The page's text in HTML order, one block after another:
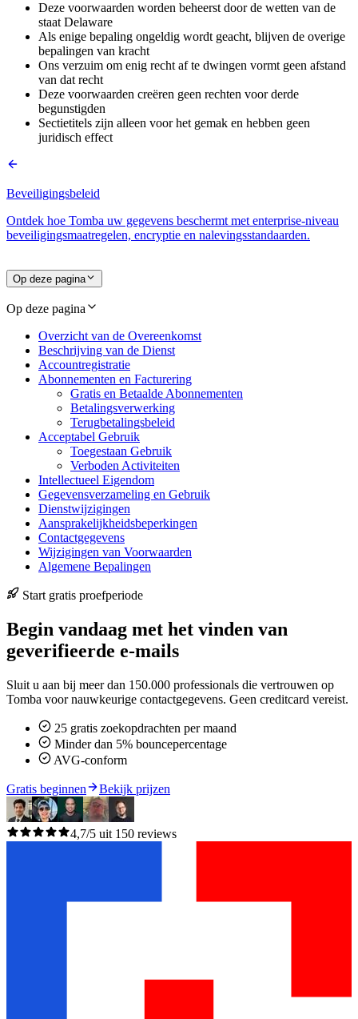
Deze voorwaarden worden beheerst door de wetten van de
staat Delaware
Als enige bepaling ongeldig wordt geacht, blijven de overige
bepalingen van kracht
Ons verzuim om enig recht af te dwingen vormt geen afstand
van dat recht
Deze voorwaarden creëren geen rechten voor derde
begunstigden
Sectietitels zijn alleen voor het gemak en hebben geen
juridisch effect
Beveiligingsbeleid
Ontdek hoe Tomba uw gegevens beschermt met enterprise-niveau
beveiligingsmaatregelen, encryptie en nalevingsstandaarden.
Op deze pagina
Op deze pagina
Overzicht van de Overeenkomst
Beschrijving van de Dienst
Accountregistratie
Abonnementen en Facturering
Gratis en Betaalde Abonnementen
Betalingsverwerking
Terugbetalingsbeleid
Acceptabel Gebruik
Toegestaan Gebruik
Verboden Activiteiten
Intellectueel Eigendom
Gegevensverzameling en Gebruik
Dienstwijzigingen
Aansprakelijkheidsbeperkingen
Contactgegevens
Wijzigingen van Voorwaarden
Algemene Bepalingen
Start gratis proefperiode
Begin vandaag met het vinden van
geverifieerde e-mails
Sluit u aan bij meer dan 150.000 professionals die vertrouwen op
Tomba voor nauwkeurige contactgegevens. Geen creditcard vereist.
25 gratis zoekopdrachten per maand
Minder dan 5% bouncepercentage
AVG-conform
Gratis beginnen Bekijk prijzen
4,7/5 uit 150 reviews